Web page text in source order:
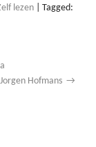
lezen
Tagged:
Hofmans →